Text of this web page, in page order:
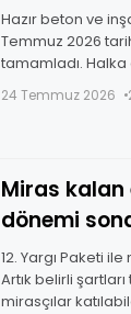
Hazır beton ve
Temmuz 2026
tamamladı. Halka
gerçekleştirilirken,
24 Temmuz 2026
Miras kalan
dönemi
12. Yargı Paketi
Artık belirli şartları
mirasçılar